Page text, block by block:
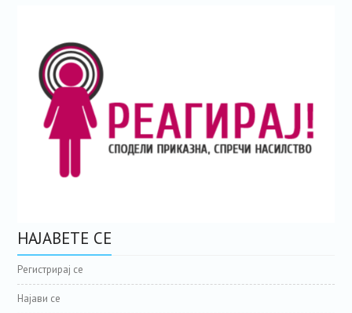
НАЈАВЕТЕ СЕ
Регистрирај се
Најави се